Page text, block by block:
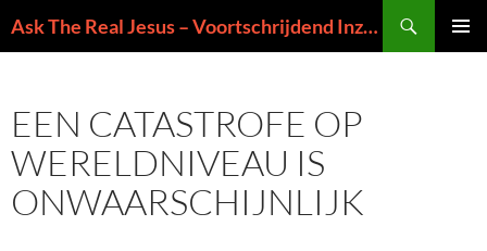
naar
Ask The Real Jesus – Voortschrijdend Inzicht in de Zin van het Leven
EEN CATASTROFE OP
WERELDNIVEAU IS
ONWAARSCHIJNLIJK